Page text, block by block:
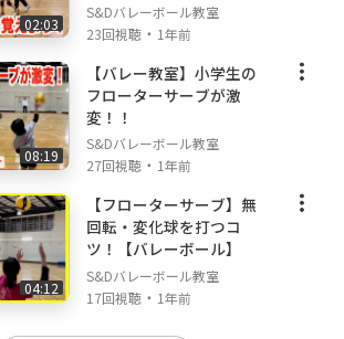
02:03
S&Dバレーボール教室
23回視聴 ・ 1年前
08:19
【バレー教室】小学生の
フローターサーブが激
変！！
S&Dバレーボール教室
27回視聴 ・ 1年前
04:12
【フローターサーブ】無
回転・変化球を打つコ
ツ！【バレーボール】
S&Dバレーボール教室
17回視聴 ・ 1年前